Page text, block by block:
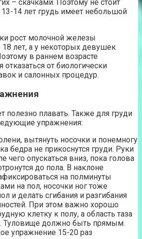
– скачками. Поэтому не стоит
13-14 лет грудь имеет небольшой
рост молочной железы
18 лет, а у некоторых девушек
в раннем возрасте
отказаться от биологически
и салонных процедур.
полезно плавать. Также для груди
упражнения:
вытянуть носочки и понемногу
бедра не прикоснутся груди. Руки
чего опускаться вниз, пока голова
до пола. В наклоне
на полминуты
на пол, носочки ног тоже
и делать сгибания и разгибания
При этом важно хорошо
клетку к полу, а область таза
Туловище должно быть прямым.
упражнение 15-20 раз